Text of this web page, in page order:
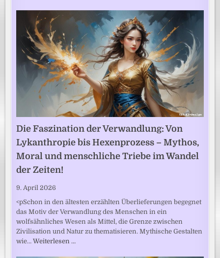
Die Faszination der Verwandlung: Von
Lykanthropie bis Hexenprozess – Mythos,
Moral und menschliche Triebe im Wandel
der Zeiten!
9. April 2026
<pSchon in den ältesten erzählten Überlieferungen begegnet
das Motiv der Verwandlung des Menschen in ein
wolfsähnliches Wesen als Mittel, die Grenze zwischen
Zivilisation und Natur zu thematisieren. Mythische Gestalten
wie…Weiterlesen …